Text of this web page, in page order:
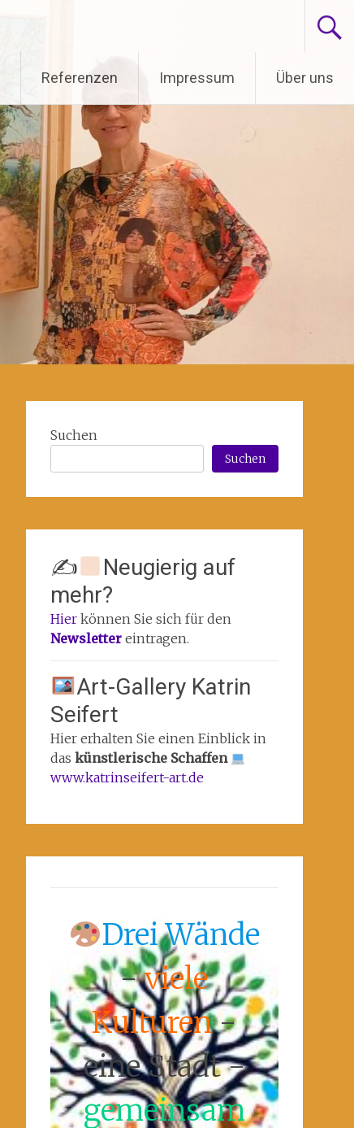
Referenzen Impressum Über uns
Suchen
Suchen
✍
Neugierig auf
mehr?
Hierkönnen Sie sich für den
Newsletter eintragen.
Art-Gallery Katrin
Seifert
Hier erhalten Sie einen Einblick in
das künstlerische Schaffen
www.katrinseifert-art.de
Drei Wände
-viele
Kulturen-
eine Stadt -
gemeinsam